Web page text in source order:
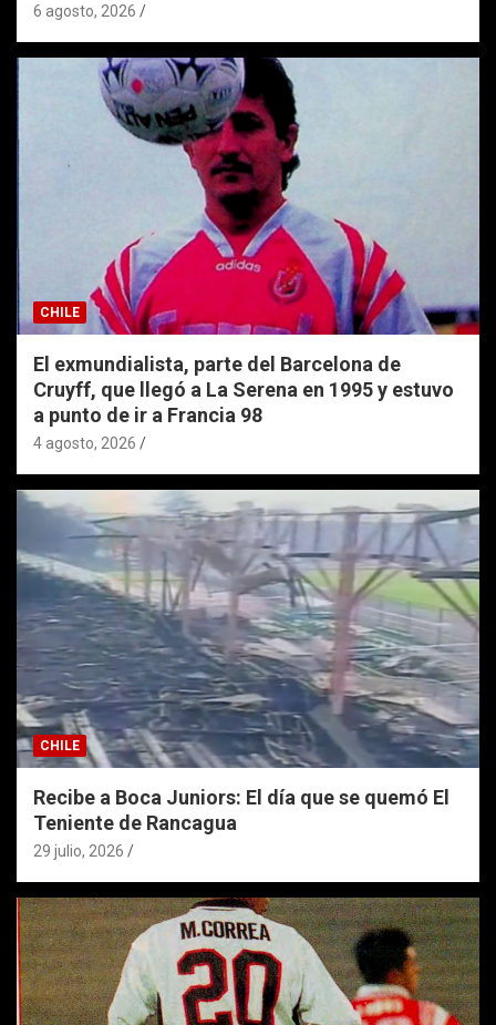
6 agosto, 2026
CHILE
El exmundialista, parte del Barcelona de
Cruyff, que llegó a La Serena en 1995 y estuvo
a punto de ir a Francia 98
4 agosto, 2026
CHILE
Recibe a Boca Juniors: El día que se quemó El
Teniente de Rancagua
29 julio, 2026